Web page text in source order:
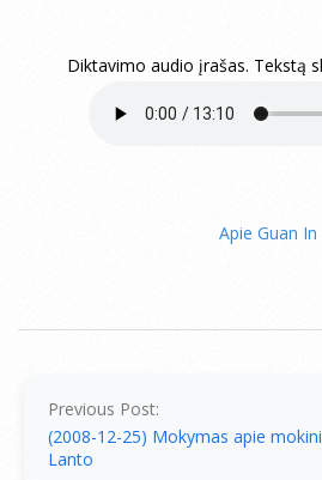
Diktavimo audio įrašas. Tekstą
Apie Guan In
Previous Post:
(2008-12-25) Mokymas apie
Lanto